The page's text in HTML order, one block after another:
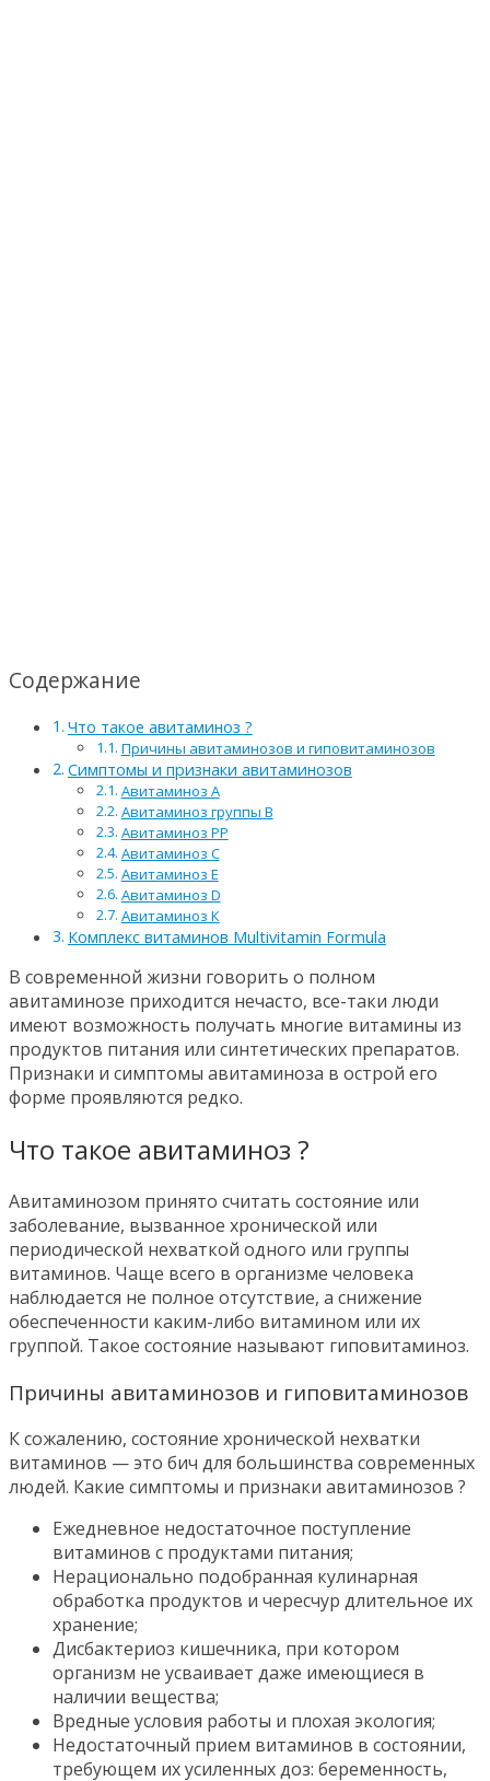
Содержание
Что такое авитаминоз ?
Причины авитаминозов и гиповитаминозов
Симптомы и признаки авитаминозов
Авитаминоз А
Авитаминоз группы В
Авитаминоз РР
Авитаминоз С
Авитаминоз Е
Авитаминоз D
Авитаминоз К
Комплекс витаминов Multivitamin Formula
В современной жизни говорить о полном
авитаминозе приходится нечасто, все-таки люди
имеют возможность получать многие витамины из
продуктов питания или синтетических препаратов.
Признаки и симптомы авитаминоза в острой его
форме проявляются редко.
Что такое авитаминоз ?
Авитаминозом принято считать состояние или
заболевание, вызванное хронической или
периодической нехваткой одного или группы
витаминов. Чаще всего в организме человека
наблюдается не полное отсутствие, а снижение
обеспеченности каким-либо витамином или их
группой. Такое состояние называют гиповитаминоз.
Причины авитаминозов и гиповитаминозов
К сожалению, состояние хронической нехватки
витаминов — это бич для большинства современных
людей. Какие симптомы и признаки авитаминозов ?
Ежедневное недостаточное поступление
витаминов с продуктами питания;
Нерационально подобранная кулинарная
обработка продуктов и чересчур длительное их
хранение;
Дисбактериоз кишечника, при котором
организм не усваивает даже имеющиеся в
наличии вещества;
Вредные условия работы и плохая экология;
Недостаточный прием витаминов в состоянии,
требующем их усиленных доз: беременность,